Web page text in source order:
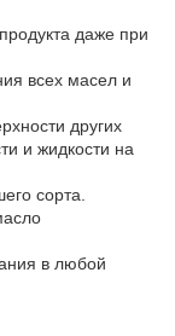
даже при
всех масел и
других
и жидкости на
сорта.
в любой